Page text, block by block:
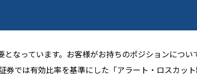
なっています。お客様がお持ちのポジションについ
では有効比率を基準にした「アラート・ロスカッ